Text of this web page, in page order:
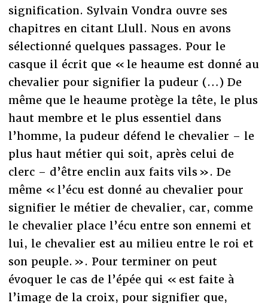
signification. Sylvain Vondra ouvre ses
chapitres en citant Llull. Nous en avons
sélectionné quelques passages. Pour le
casque il écrit que « le heaume est donné au
chevalier pour signifier la pudeur (…) De
même que le heaume protège la tête, le plus
haut membre et le plus essentiel dans
l’homme, la pudeur défend le chevalier – le
plus haut métier qui soit, après celui de
clerc – d’être enclin aux faits vils ». De
même « l’écu est donné au chevalier pour
signifier le métier de chevalier, car, comme
le chevalier place l’écu entre son ennemi et
lui, le chevalier est au milieu entre le roi et
son peuple. ». Pour terminer on peut
évoquer le cas de l’épée qui « est faite à
l’image de la croix, pour signifier que,